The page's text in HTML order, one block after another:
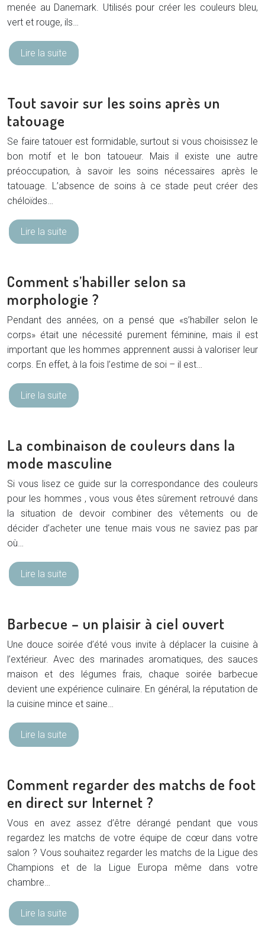
menée au Danemark. Utilisés pour créer les couleurs bleu,
vert et rouge, ils…
Lire la suite
Tout savoir sur les soins après un
tatouage
Se faire tatouer est formidable, surtout si vous choisissez le
bon motif et le bon tatoueur. Mais il existe une autre
préoccupation, à savoir les soins nécessaires après le
tatouage. L’absence de soins à ce stade peut créer des
chéloïdes…
Lire la suite
Comment s’habiller selon sa
morphologie ?
Pendant des années, on a pensé que «s’habiller selon le
corps» était une nécessité purement féminine, mais il est
important que les hommes apprennent aussi à valoriser leur
corps. En effet, à la fois l’estime de soi – il est…
Lire la suite
La combinaison de couleurs dans la
mode masculine
Si vous lisez ce guide sur la correspondance des couleurs
pour les hommes , vous vous êtes sûrement retrouvé dans
la situation de devoir combiner des vêtements ou de
décider d’acheter une tenue mais vous ne saviez pas par
où…
Lire la suite
Barbecue – un plaisir à ciel ouvert
Une douce soirée d’été vous invite à déplacer la cuisine à
l’extérieur. Avec des marinades aromatiques, des sauces
maison et des légumes frais, chaque soirée barbecue
devient une expérience culinaire. En général, la réputation de
la cuisine mince et saine…
Lire la suite
Comment regarder des matchs de foot
en direct sur Internet ?
Vous en avez assez d’être dérangé pendant que vous
regardez les matchs de votre équipe de cœur dans votre
salon ? Vous souhaitez regarder les matchs de la Ligue des
Champions et de la Ligue Europa même dans votre
chambre…
Lire la suite